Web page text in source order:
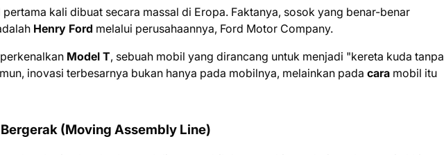
kali dibuat secara massal di Eropa. Faktanya, sosok yang benar-benar
Henry Ford melalui perusahaannya, Ford Motor Company.
Model T, sebuah mobil yang dirancang untuk menjadi "kereta kuda tanpa
inovasi terbesarnya bukan hanya pada mobilnya, melainkan pada cara mobil itu
(Moving Assembly Line)